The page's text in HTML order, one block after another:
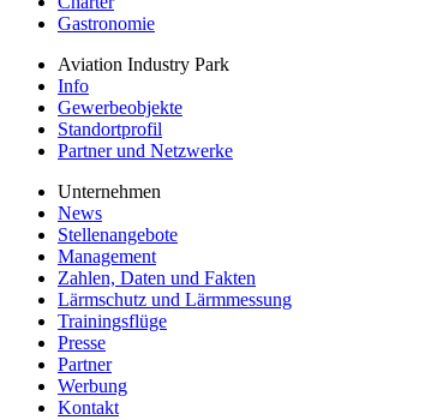
Gastronomie
Aviation Industry Park
Info
Gewerbeobjekte
Standortprofil
Partner und Netzwerke
Unternehmen
News
Stellenangebote
Management
Zahlen, Daten und Fakten
Lärmschutz und Lärmmessung
Trainingsflüge
Presse
Partner
Werbung
Kontakt